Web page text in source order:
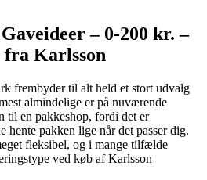
– 0-200 kr. –
Karlsson
frembyder til alt held et stort udvalg
almindelige er på nuværende
til en pakkeshop, fordi det er
hente pakken lige når det passer dig.
fleksibel, og i mange tilfælde
ved køb af Karlsson